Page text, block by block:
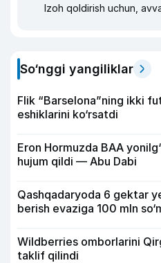
Izoh qoldirish uchun,
So‘nggi yangiliklar
Flik “Barselona”ning ikki
eshiklarini ko‘rsatdi
Eron Hormuzda BAA
hujum qildi — Abu Dabi
Qashqadaryoda 6 gektar
berish evaziga 100 mln
Wildberries omborlarini
taklif qilindi